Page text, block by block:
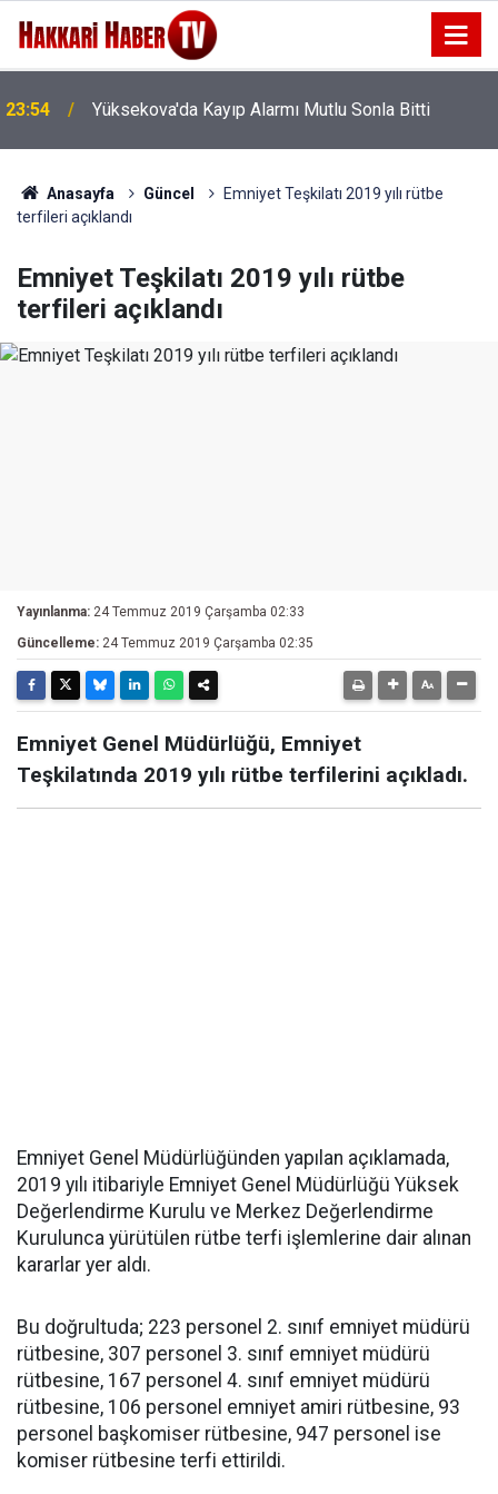
23:54 Yüksekova'da Kayıp Alarmı Mutlu Sonla Bitti
Anasayfa Güncel
Emniyet Teşkilatı 2019 yılı rütbe
terfileri açıklandı
Emniyet Teşkilatı 2019 yılı rütbe
terfileri açıklandı
Yayınlanma: 24 Temmuz 2019 Çarşamba 02:33
Güncelleme: 24 Temmuz 2019 Çarşamba 02:35
Emniyet Genel Müdürlüğü, Emniyet
Teşkilatında 2019 yılı rütbe terfilerini açıkladı.
Emniyet Genel Müdürlüğünden yapılan açıklamada,
2019 yılı itibariyle Emniyet Genel Müdürlüğü Yüksek
Değerlendirme Kurulu ve Merkez Değerlendirme
Kurulunca yürütülen rütbe terfi işlemlerine dair alınan
kararlar yer aldı.
Bu doğrultuda; 223 personel 2. sınıf emniyet müdürü
rütbesine, 307 personel 3. sınıf emniyet müdürü
rütbesine, 167 personel 4. sınıf emniyet müdürü
rütbesine, 106 personel emniyet amiri rütbesine, 93
personel başkomiser rütbesine, 947 personel ise
komiser rütbesine terfi ettirildi.